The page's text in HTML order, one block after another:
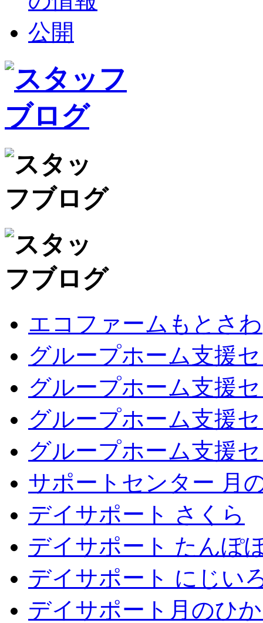
エコファームもとさわ
グループホーム支援
グループホーム支援
グループホーム支援
グループホーム支援
サポートセンター 月
デイサポート さくら
デイサポート たんぽ
デイサポート にじい
デイサポート月のひ